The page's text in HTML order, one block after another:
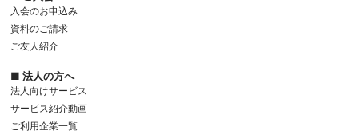
入会のお申込み
資料のご請求
ご友人紹介
■ 法人の方へ
法人向けサービス
サービス紹介動画
ご利用企業一覧